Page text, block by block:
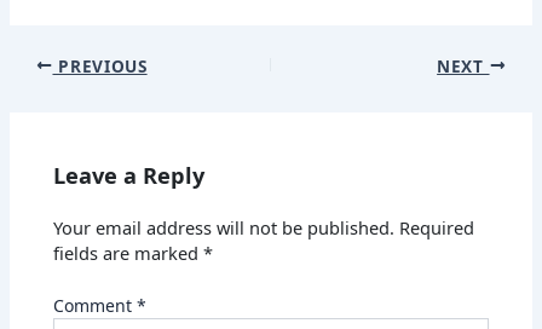
PREVIOUS NEXT
Leave a Reply
Your email address will not be published. Required
fields are marked*
Comment*